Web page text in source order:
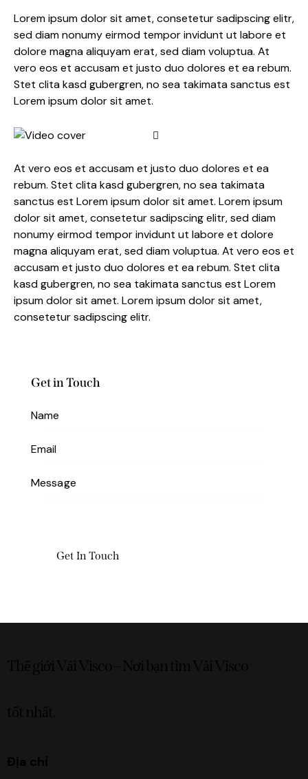
Lorem ipsum dolor sit amet, consetetur sadipscing elitr,
sed diam nonumy eirmod tempor invidunt ut labore et
dolore magna aliquyam erat, sed diam voluptua. At
vero eos et accusam et justo duo dolores et ea rebum.
Stet clita kasd gubergren, no sea takimata sanctus est
Lorem ipsum dolor sit amet.
At vero eos et accusam et justo duo dolores et ea
rebum. Stet clita kasd gubergren, no sea takimata
sanctus est Lorem ipsum dolor sit amet. Lorem ipsum
dolor sit amet, consetetur sadipscing elitr, sed diam
nonumy eirmod tempor invidunt ut labore et dolore
magna aliquyam erat, sed diam voluptua. At vero eos et
accusam et justo duo dolores et ea rebum. Stet clita
kasd gubergren, no sea takimata sanctus est Lorem
ipsum dolor sit amet. Lorem ipsum dolor sit amet,
consetetur sadipscing elitr.
Get in Touch